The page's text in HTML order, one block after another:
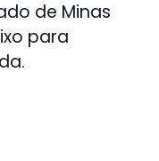
de Minas
para